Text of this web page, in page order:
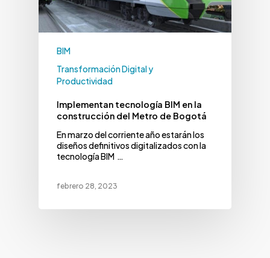
BIM
Transformación Digital y
Productividad
Implementan tecnología BIM en la
construcción del Metro de Bogotá
En marzo del corriente año estarán los
diseños definitivos digitalizados con la
tecnología BIM …
febrero 28, 2023